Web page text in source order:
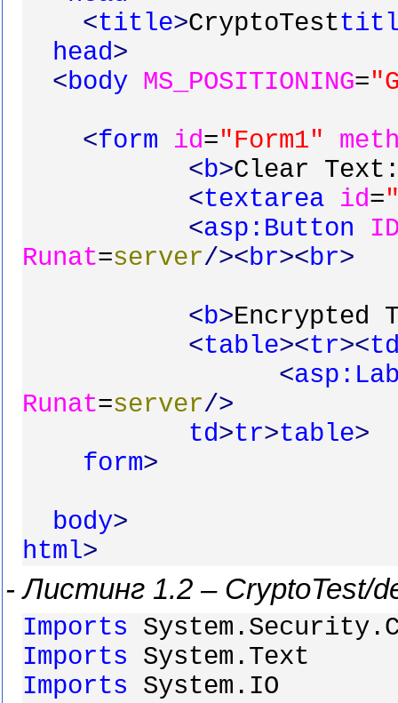
<title>CryptoTest
head>
<body MS_POSITIONING=
<form id="Form1"
<b>Clear
<textarea id=
<asp:Button
Runat=server/><br><br>
<b>Encrypted
<table><tr><
<
Runat=server/>
td>tr>table>
form>
body>
html>
-Листинг 1.2 – CryptoTest/
Imports
Imports System.Text
Imports System.IO